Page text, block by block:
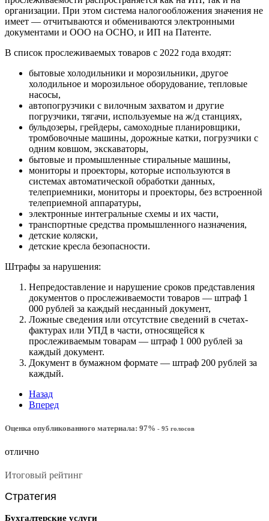
организации. При этом система налогообложения значения не
имеет — отчитываются и обмениваются электронными
документами и ООО на ОСНО, и ИП на Патенте.
В список прослеживаемых товаров с 2022 года входят:
бытовые холодильники и морозильники, другое
холодильное и морозильное оборудование, тепловые
насосы,
автопогрузчики с вилочным захватом и другие
погрузчики, тягачи, используемые на ж/д станциях,
бульдозеры, грейдеры, самоходные планировщики,
тромбовочные машины, дорожные катки, погрузчики с
одним ковшом, экскаваторы,
бытовые и промышленные стиральные машины,
мониторы и проекторы, которые используются в
системах автоматической обработки данных,
телеприемники, мониторы и проекторы, без встроенной
телеприемной аппаратуры,
электронные интегральные схемы и их части,
транспортные средства промышленного назначения,
детские коляски,
детские кресла безопасности.
Штрафы за нарушения:
Непредоставление и нарушение сроков представления
документов о прослеживаемости товаров — штраф 1
000 рублей за каждый несданный документ,
Ложные сведения или отсутствие сведений в счетах-
фактурах или УПД в части, относящейся к
прослеживаемым товарам — штраф 1 000 рублей за
каждый документ.
Документ в бумажном формате — штраф 200 рублей за
каждый.
Назад
Вперед
Оценка опубликованного материала: 97% - 95 голосов
отлично
Итоговый рейтинг
Стратегия
Бухгалтерские услуги